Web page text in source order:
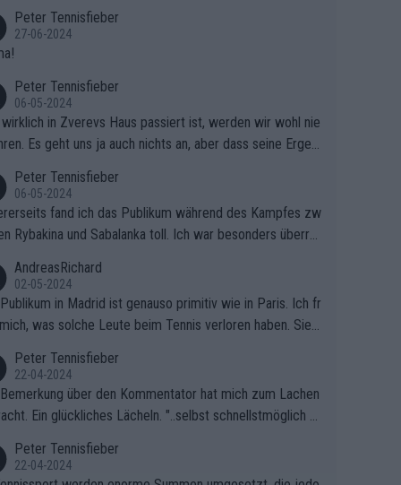
Peter Tennisfieber
27-06-2024
Peter Tennisfieber
06-05-2024
wirklich in Zverevs Haus passiert ist, werden wir wohl nie
Es geht uns ja auch nichts an, aber dass seine Ergeb
Peter Tennisfieber
06-05-2024
fand ich das Publikum während des Kampfes zw
Rybakina und Sabalanka toll. Ich war besonders überras
AndreasRichard
02-05-2024
in Madrid ist genauso primitiv wie in Paris. Ich fr
was solche Leute beim Tennis verloren haben. Sie s
Peter Tennisfieber
22-04-2024
über den Kommentator hat mich zum Lachen
Ein glückliches Lächeln. "..selbst schnellstmöglich na
Peter Tennisfieber
22-04-2024